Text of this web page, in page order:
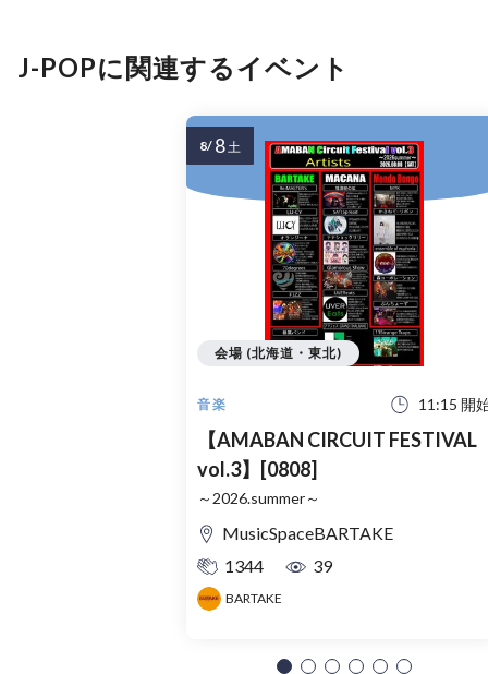
J-POPに関連するイベント
音楽 11:15 開
【AMABAN CIRCUIT FESTIVAL
vol.3】[0808]
～2026.summer～
MusicSpaceBARTAKE
1344
39
BARTAKE
会場 (北海道・東北)
8/ 8土